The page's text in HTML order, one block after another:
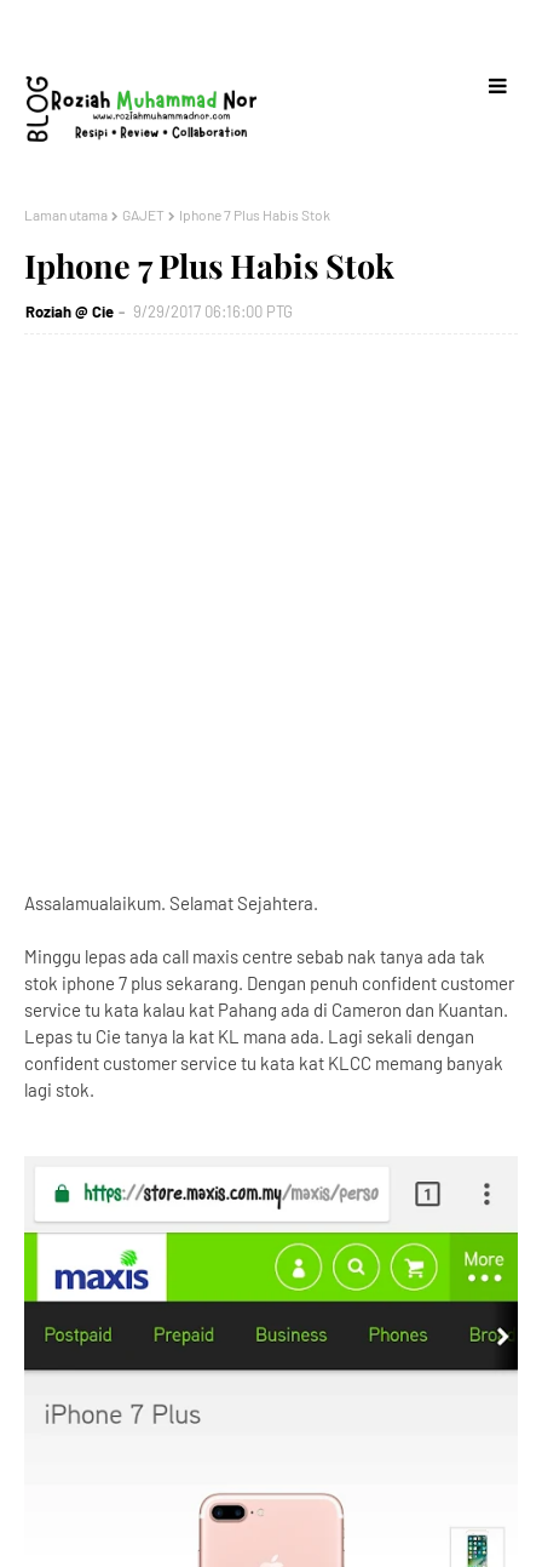
Laman utama GAJET Iphone 7 Plus Habis Stok
Iphone 7 Plus Habis Stok
Roziah @ Cie 9/29/2017 06:16:00 PTG
Assalamualaikum. Selamat Sejahtera.
Minggu lepas ada call maxis centre sebab nak tanya ada tak
stok iphone 7 plus sekarang. Dengan penuh confident customer
service tu kata kalau kat Pahang ada di Cameron dan Kuantan.
Lepas tu Cie tanya la kat KL mana ada. Lagi sekali dengan
confident customer service tu kata kat KLCC memang banyak
lagi stok.